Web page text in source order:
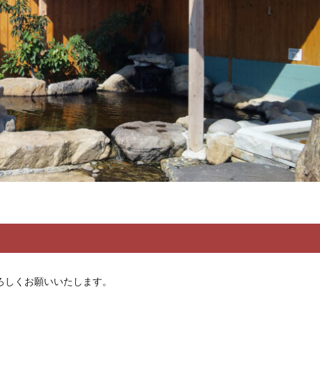
くお願いいたします。